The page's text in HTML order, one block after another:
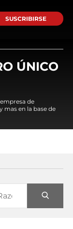
SUSCRIBIRSE
ÚNICO
de
mas en la base de